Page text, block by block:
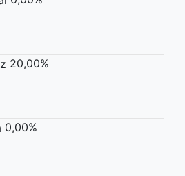
20,00%
0,00%